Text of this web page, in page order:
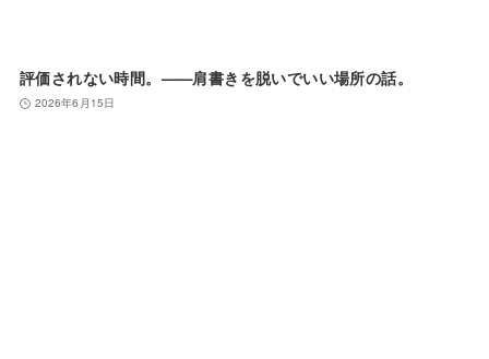
評価されない時間。——肩書きを脱いでいい場所の話。
2026年6月15日